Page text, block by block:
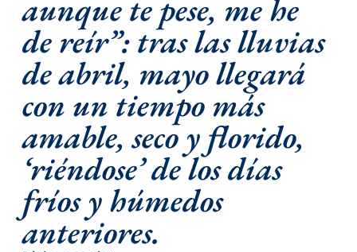
aunque te pese, me he
de reír”: tras las lluvias
de abril, mayo llegará
con un tiempo más
amable, seco y florido,
‘riéndose’ de los días
fríos y húmedos
anteriores.